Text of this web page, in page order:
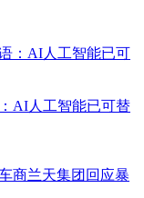
AI人工智能已可替